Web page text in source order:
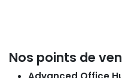
Nos points de